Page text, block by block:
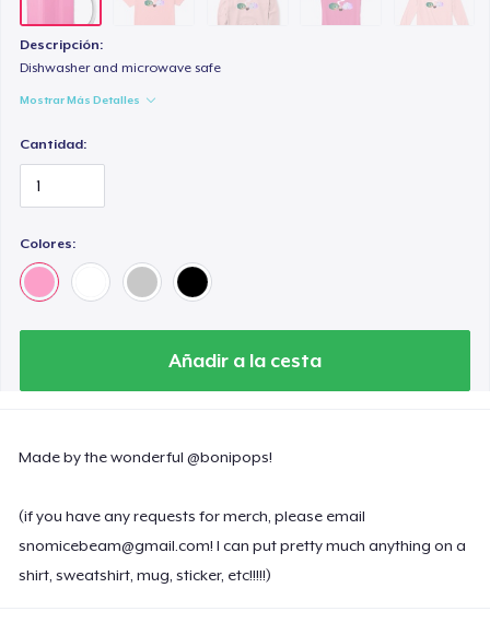
Descripción:
Dishwasher and microwave safe
Mostrar Más Detalles
Cantidad:
Colores:
Añadir a la cesta
Made by the wonderful @bonipops!
(if you have any requests for merch, please email
snomicebeam@gmail.com! I can put pretty much anything on a
shirt, sweatshirt, mug, sticker, etc!!!!!)